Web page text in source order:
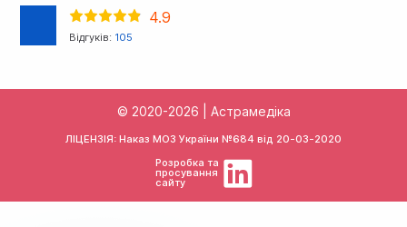
4.9
Відгуків: 105
© 2020-2026 | Астрамедіка
ЛІЦЕНЗІЯ: Наказ МОЗ України №684 від 20-03-2020
Розробка та
просування
сайту